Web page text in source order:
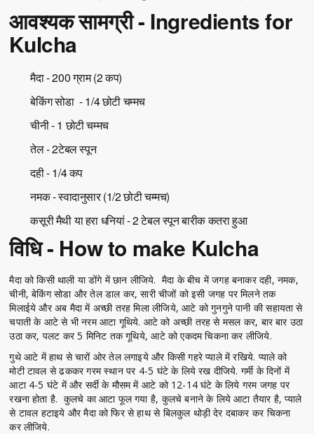
आवश्यक सामग्री - Ingredients for
Kulcha
मैदा - 200 ग्राम (2 कप)
बेकिंग सोडा - 1/4 छोटी चम्मच
चीनी - 1 छोटी चम्मच
तेल - 2टेबल स्पून
दही - 1/4 कप
नमक - स्वादानुसार (1/2 छोटी चम्मच)
कसूरी मैथी या हरा धनियां - 2 टेबल स्पून बारीक कतरा हुआ
विधि - How to make Kulcha
मैदा को किसी थाली या डोंगे में छान लीजिये. मैदा के बीच में जगह बनाकर दही, नमक,
चीनी, बेकिंग सोडा और तेल डाल कर, सारी चीजों को इसी जगह पर मिलने तक
मिलाईये और अब मैदा में अच्छी तरह मिला लीजिये, आटे को गुनगुने पानी की सहायता से
चपाती के आटे से भी नरम आटा गूथिये. आटे को अच्छी तरह से मसल कर, बार बार उठा
उठा कर, पलट कर 5 मिनिट तक गूथिये, आटे को एकदम चिकना कर लीजिये.
गुथे आटे में हाथ से चारों ओर तेल लगाइये और किसी गहरे प्याले में रखिये. प्याले को
मोटी टावल से ढककर गरम स्थान पर 4-5 घंटे के लिये रख दीजिये. गर्मी के दिनों में
आटा 4-5 घंटे में और सर्दी के मौसम में आटे को 12-14 घंटे के लिये गरम जगह पर
रखना होता है. कुलचे का आटा फूल गया है, कुलचे बनाने के लिये आटा तैयार है, प्याले
से टावल हटाइये और मैदा को फिर से हाथ से बिलकुल थोड़ी देर दबाकर कर चिकना
कर लीजिये.